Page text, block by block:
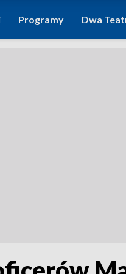
Programy Dwa